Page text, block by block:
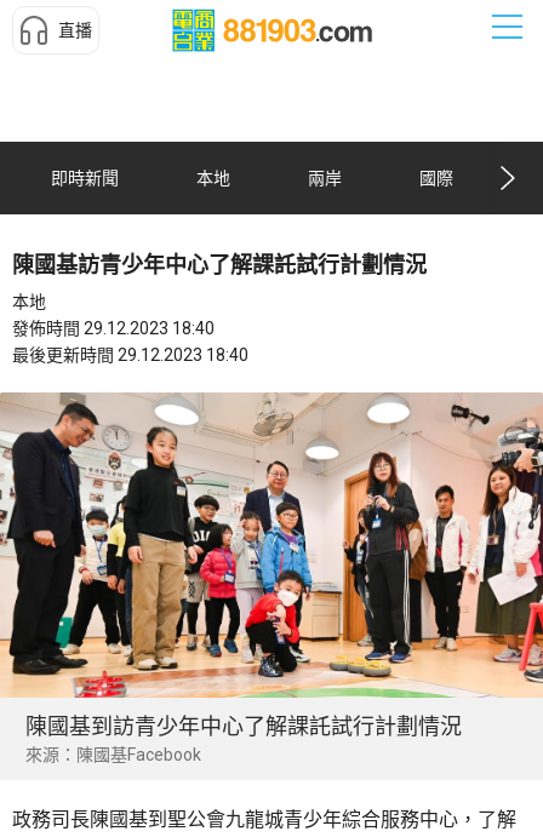
直播
即時新聞 本地 兩岸 國際
陳國基訪青少年中心了解課託試行計劃情況
本地
發佈時間 29.12.2023 18:40
最後更新時間 29.12.2023 18:40
陳國基到訪青少年中心了解課託試行計劃情況
來源：陳國基Facebook
政務司長陳國基到聖公會九龍城青少年綜合服務中心，了解